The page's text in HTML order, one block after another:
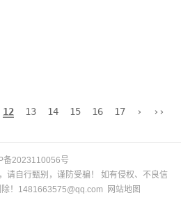
12 13 14 15 16 17 › ››
备2023110056号
请自行甄别，谨防受骗！ 如有侵权、不良信
！1481663575@qq.com
网站地图